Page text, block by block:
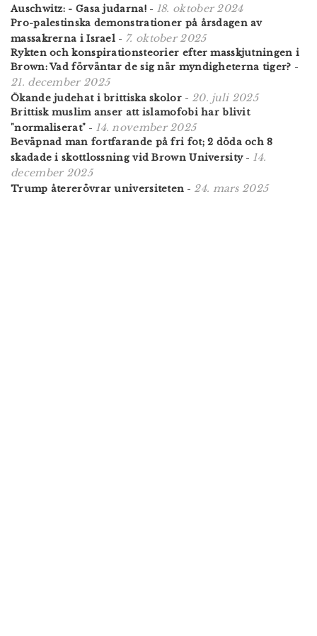
Auschwitz: - Gasa judarna!- 18. oktober 2024
Pro-palestinska demonstrationer på årsdagen av
massakrerna i Israel - 7. oktober 2025
Rykten och konspirationsteorier efter masskjutningen i
Brown: Vad förväntar de sig när myndigheterna tiger? -
21. december 2025
Ökande judehat i brittiska skolor- 20. juli 2025
Brittisk muslim anser att islamofobi har blivit
"normaliserat" - 14. november 2025
Beväpnad man fortfarande på fri fot; 2 döda och 8
skadade i skottlossning vid Brown University- 14.
december 2025
Trump återerövrar universiteten - 24. mars 2025